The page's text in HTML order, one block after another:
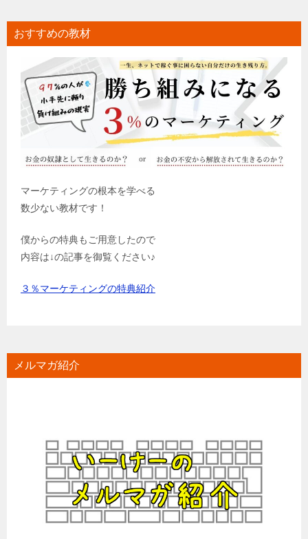
おすすめの教材
マーケティングの根本を学べる
数少ない教材です！
僕からの特典もご用意したので
内容は↓の記事を御覧ください♪
３％マーケティングの特典紹介
メルマガ紹介